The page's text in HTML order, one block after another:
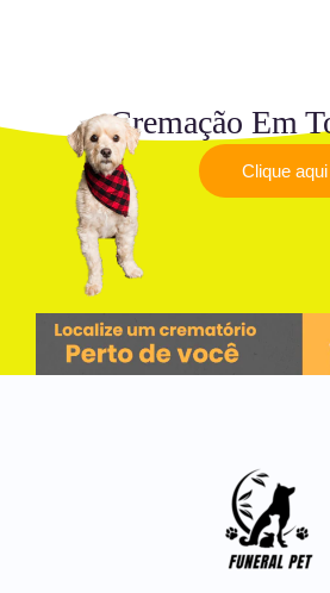
Cremação Em
Clique aqui